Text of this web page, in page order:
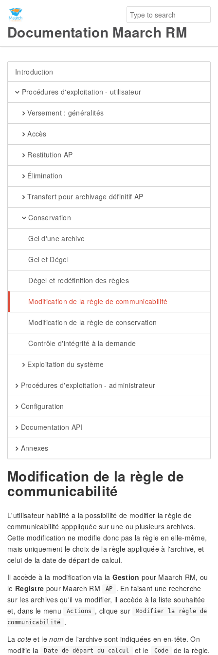
Documentation Maarch RM
Introduction
Procédures d'exploitation - utilisateur
Versement : généralités
Accès
Restitution AP
Élimination
Transfert pour archivage définitif AP
Conservation
Gel d'une archive
Gel et Dégel
Dégel et redéfinition des règles
Modification de la règle de communicabilité
Modification de la règle de conservation
Contrôle d'intégrité à la demande
Exploitation du système
Procédures d'exploitation - administrateur
Configuration
Documentation API
Annexes
Modification de la règle de
communicabilité
L'utilisateur habilité a la possibilité de modifier la règle de
communicabilité apppliquée sur une ou plusieurs archives.
Cette modification ne modifie donc pas la règle en elle-même,
mais uniquement le choix de la règle appliquée à l'archive, et
celui de la date de départ de calcul.
Il accède à la modification via la Gestion pour Maarch RM, ou
le Registre pour Maarch RM AP
. En faisant une recherche
sur les archives qu'il va modifier, il accède à la liste souhaitée
et, dans le menu
Actions , clique sur
Modifier la règle de
communicabilité
.
La cote et lenom de l'archive sont indiquées en en-tête. On
modifie la
Date de départ du calcul et le Code de la règle.